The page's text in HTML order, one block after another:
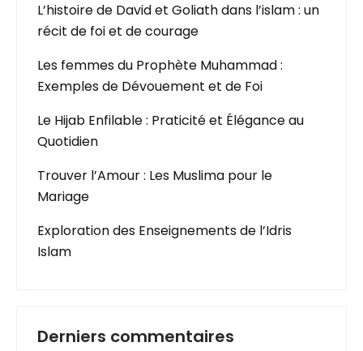
L’histoire de David et Goliath dans l’islam : un
récit de foi et de courage
Les femmes du Prophète Muhammad :
Exemples de Dévouement et de Foi
Le Hijab Enfilable : Praticité et Élégance au
Quotidien
Trouver l’Amour : Les Muslima pour le
Mariage
Exploration des Enseignements de l’Idris
Islam
Derniers commentaires